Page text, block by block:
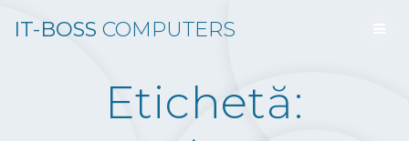
to
IT-BOSS COMPUTERS
Etichetă: